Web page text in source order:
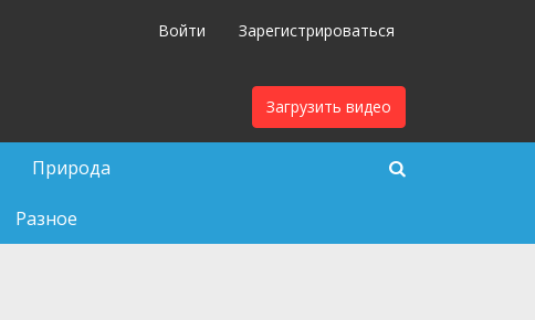
Войти Зарегистрироваться
Загрузить видео
Природа
Разное